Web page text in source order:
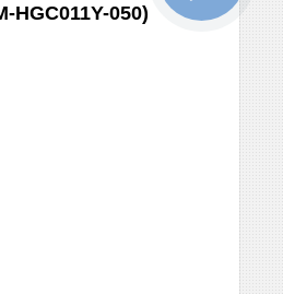
HGC011Y-050)